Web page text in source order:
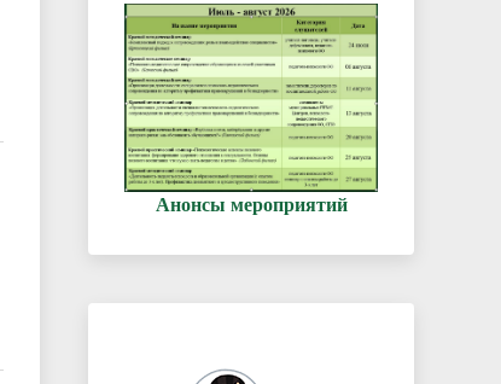
Анонсы мероприятий